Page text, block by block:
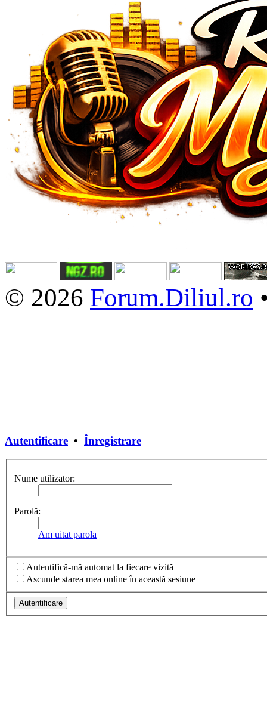
© 2026 Forum.Diliul.ro
Autentificare • Înregistrare
Nume utilizator:
Parolă:
Am uitat parola
Autentifică-mă automat la fiecare vizită
Ascunde starea mea online în această sesiune